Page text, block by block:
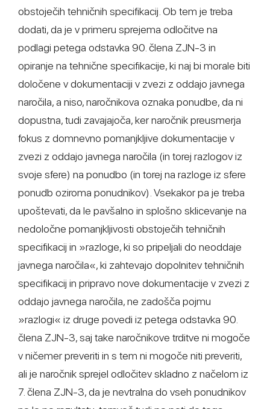
obstoječih tehničnih specifikacij. Ob tem je treba
dodati, da je v primeru sprejema odločitve na
podlagi petega odstavka 90. člena ZJN-3 in
opiranje na tehnične specifikacije, ki naj bi morale biti
določene v dokumentaciji v zvezi z oddajo javnega
naročila, a niso, naročnikova oznaka ponudbe, da ni
dopustna, tudi zavajajoča, ker naročnik preusmerja
fokus z domnevno pomanjkljive dokumentacije v
zvezi z oddajo javnega naročila (in torej razlogov iz
svoje sfere) na ponudbo (in torej na razloge iz sfere
ponudb oziroma ponudnikov). Vsekakor pa je treba
upoštevati, da le pavšalno in splošno sklicevanje na
nedoločne pomanjkljivosti obstoječih tehničnih
specifikacij in »razloge, ki so pripeljali do neoddaje
javnega naročila«, ki zahtevajo dopolnitev tehničnih
specifikacij in pripravo nove dokumentacije v zvezi z
oddajo javnega naročila, ne zadošča pojmu
»razlogi« iz druge povedi iz petega odstavka 90.
člena ZJN-3, saj take naročnikove trditve ni mogoče
v ničemer preveriti in s tem ni mogoče niti preveriti,
ali je naročnik sprejel odločitev skladno z načelom iz
7. člena ZJN-3, da je nevtralna do vseh ponudnikov